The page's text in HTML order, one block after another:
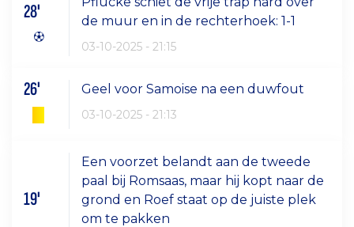
28'
de muur en in de rechterhoek: 1-1
03-10-2025 - 21:15
26' Geel voor Samoise na een duwfout
03-10-2025 - 21:13
19'
Een voorzet belandt aan de tweede
paal bij Romsaas, maar hij kopt naar de
grond en Roef staat op de juiste plek
om te pakken